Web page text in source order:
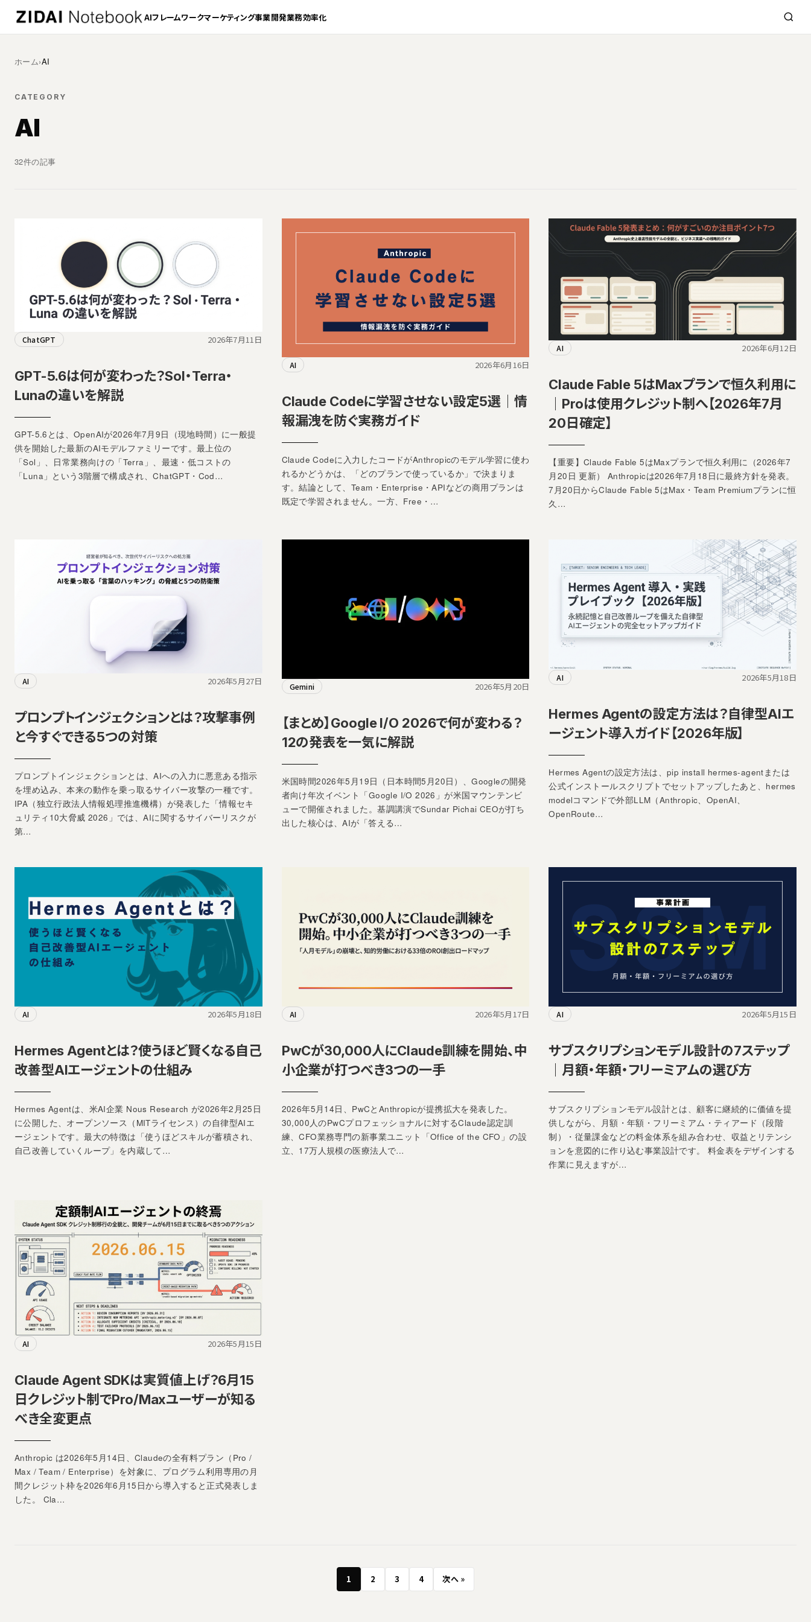
AIフレームワークマーケティング事業開発業務効率化
ホーム›AI
CATEGORY
AI
32件の記事
ChatGPT 2026年7月11日
GPT-5.6は何が変わった？Sol・Terra・
Lunaの違いを解説
GPT-5.6とは、OpenAIが2026年7月9日（現地時間）に一般提
供を開始した最新のAIモデルファミリーです。最上位の
「Sol」、日常業務向けの「Terra」、最速・低コストの
「Luna」という3階層で構成され、ChatGPT・Cod…
AI 2026年6月16日
Claude Codeに学習させない設定5選｜情
報漏洩を防ぐ実務ガイド
Claude Codeに入力したコードがAnthropicのモデル学習に使わ
れるかどうかは、「どのプランで使っているか」で決まりま
す。結論として、Team・Enterprise・APIなどの商用プランは
既定で学習されません。一方、Free・…
AI 2026年6月12日
Claude Fable 5はMaxプランで恒久利用に
｜Proは使用クレジット制へ【2026年7月
20日確定】
【重要】Claude Fable 5はMaxプランで恒久利用に（2026年7
月20日 更新） Anthropicは2026年7月18日に最終方針を発表。
7月20日からClaude Fable 5はMax・Team Premiumプランに恒
久…
AI 2026年5月27日
プロンプトインジェクションとは？攻撃事例
と今すぐできる5つの対策
プロンプトインジェクションとは、AIへの入力に悪意ある指示
を埋め込み、本来の動作を乗っ取るサイバー攻撃の一種です。
IPA（独立行政法人情報処理推進機構）が発表した「情報セキ
ュリティ10大脅威 2026」では、AIに関するサイバーリスクが
第…
Gemini 2026年5月20日
【まとめ】Google I/O 2026で何が変わる？
12の発表を一気に解説
米国時間2026年5月19日（日本時間5月20日）、Googleの開発
者向け年次イベント「Google I/O 2026」が米国マウンテンビ
ューで開催されました。基調講演でSundar Pichai CEOが打ち
出した核心は、AIが「答える…
AI 2026年5月18日
Hermes Agentの設定方法は？自律型AIエ
ージェント導入ガイド【2026年版】
Hermes Agentの設定方法は、pip install hermes-agentまたは
公式インストールスクリプトでセットアップしたあと、hermes
modelコマンドで外部LLM（Anthropic、OpenAI、
OpenRoute…
AI 2026年5月18日
Hermes Agentとは？使うほど賢くなる自己
改善型AIエージェントの仕組み
Hermes Agentは、米AI企業 Nous Research が2026年2月25日
に公開した、オープンソース（MITライセンス）の自律型AIエ
ージェントです。最大の特徴は「使うほどスキルが蓄積され、
自己改善していくループ」を内蔵して…
AI 2026年5月17日
PwCが30,000人にClaude訓練を開始、中
小企業が打つべき3つの一手
2026年5月14日、PwCとAnthropicが提携拡大を発表した。
30,000人のPwCプロフェッショナルに対するClaude認定訓
練、CFO業務専門の新事業ユニット「Office of the CFO」の設
立、17万人規模の医療法人で…
AI 2026年5月15日
サブスクリプションモデル設計の7ステップ
｜月額・年額・フリーミアムの選び方
サブスクリプションモデル設計とは、顧客に継続的に価値を提
供しながら、月額・年額・フリーミアム・ティアード（段階
制）・従量課金などの料金体系を組み合わせ、収益とリテンシ
ョンを意図的に作り込む事業設計です。 料金表をデザインする
作業に見えますが…
AI 2026年5月15日
Claude Agent SDKは実質値上げ？6月15
日クレジット制でPro/Maxユーザーが知る
べき全変更点
Anthropic は2026年5月14日、Claudeの全有料プラン（Pro /
Max / Team / Enterprise）を対象に、プログラム利用専用の月
間クレジット枠を2026年6月15日から導入すると正式発表しま
した。 Cla…
1 2 3 4 次へ »